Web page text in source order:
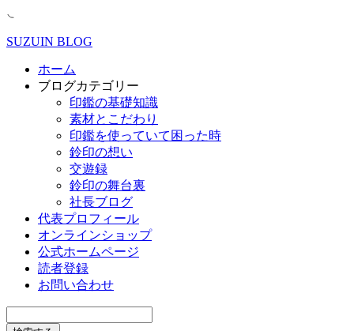
SUZUIN BLOG
ホーム
ブログカテゴリー
印鑑の基礎知識
素材とこだわり
印鑑を使っていて困った時
鈴印の想い
交遊録
鈴印の舞台裏
社長ブログ
代表プロフィール
オンラインショップ
公式ホームページ
読者登録
お問い合わせ